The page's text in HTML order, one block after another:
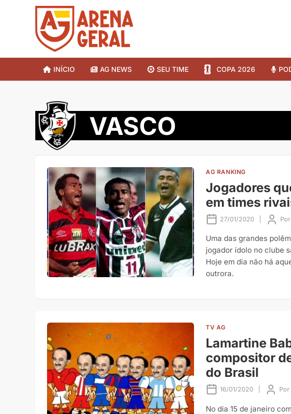
INÍCIO AG NEWS SEU TIME COPA 2026
VASCO
AG RANKING
Jogadores
em times
27/01/2020 Por
Uma das grandes
jogador ídolo no clube
Hoje em dia não há
outrora.
TV AG
Lamartine
compositor
do Brasil
16/01/2020 Por
No dia 15 de janeiro